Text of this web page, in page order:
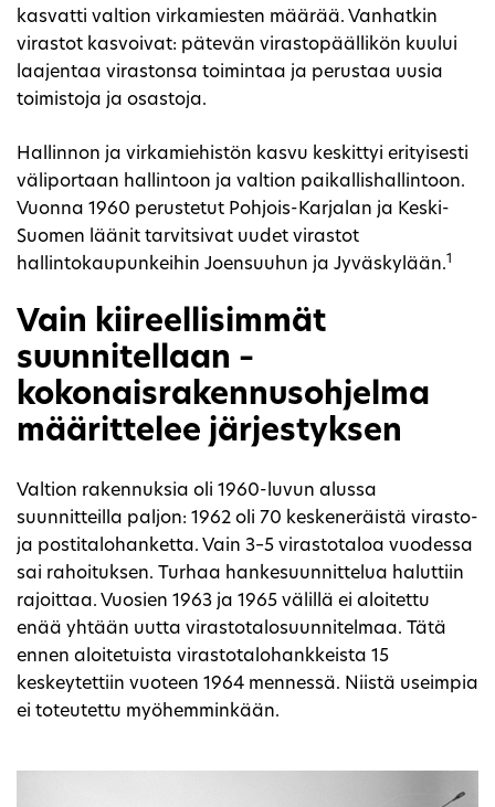
kasvatti valtion virkamiesten määrää. Vanhatkin
virastot kasvoivat: pätevän virastopäällikön kuului
laajentaa virastonsa toimintaa ja perustaa uusia
toimistoja ja osastoja.
Hallinnon ja virkamiehistön kasvu keskittyi erityisesti
väliportaan hallintoon ja valtion paikallishallintoon.
Vuonna 1960 perustetut Pohjois-Karjalan ja Keski-
Suomen läänit tarvitsivat uudet virastot
hallintokaupunkeihin Joensuuhun ja Jyväskylään.1
Vain kiireellisimmät
suunnitellaan –
kokonaisrakennusohjelma
määrittelee järjestyksen
Valtion rakennuksia oli 1960-luvun alussa
suunnitteilla paljon: 1962 oli 70 keskeneräistä virasto-
ja postitalohanketta. Vain 3–5 virastotaloa vuodessa
sai rahoituksen. Turhaa hankesuunnittelua haluttiin
rajoittaa. Vuosien 1963 ja 1965 välillä ei aloitettu
enää yhtään uutta virastotalosuunnitelmaa. Tätä
ennen aloitetuista virastotalohankkeista 15
keskeytettiin vuoteen 1964 mennessä. Niistä useimpia
ei toteutettu myöhemminkään.